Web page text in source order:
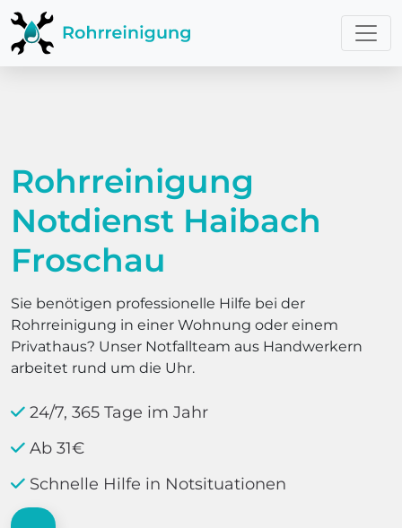
Rohrreinigung
Notdienst Haibach
Froschau
Sie benötigen professionelle Hilfe bei der
Rohrreinigung in einer Wohnung oder einem
Privathaus? Unser Notfallteam aus Handwerkern
arbeitet rund um die Uhr.
24/7, 365 Tage im Jahr
Ab 31€
Schnelle Hilfe in Notsituationen